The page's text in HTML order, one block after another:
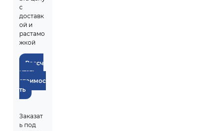
с
доставк
ой и
растамо
жкой
Рассч
итать
стоимос
ть
Заказат
ь под